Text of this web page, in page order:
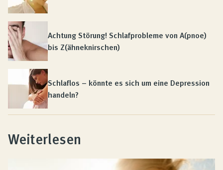
Achtung Störung! Schlafprobleme von A(pnoe)
bis Z(ähneknirschen)
Schlaflos – könnte es sich um eine Depression
handeln?
Weiterlesen